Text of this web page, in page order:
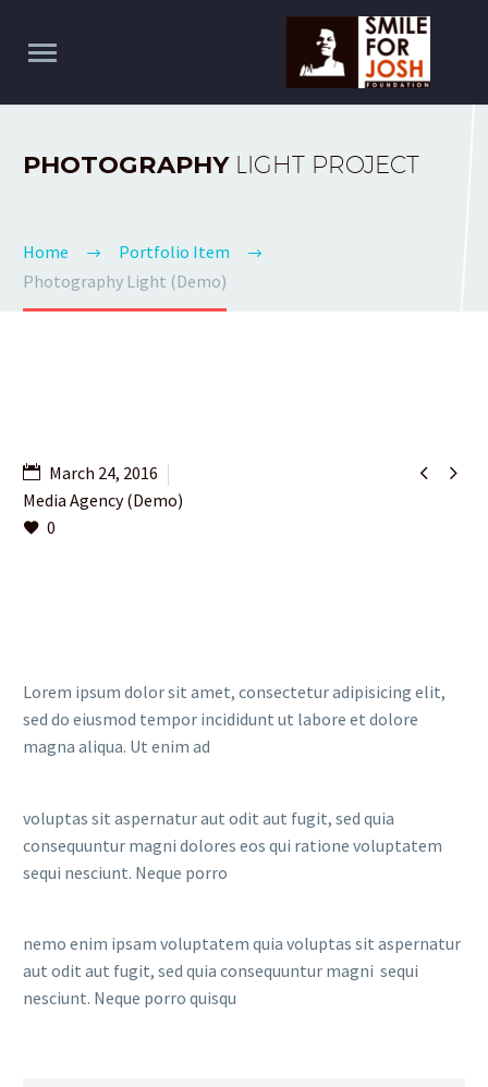
PHOTOGRAPHY LIGHT PROJECT
Home
Portfolio Item
Photography Light (Demo)
 
March 24, 2016
Media Agency (Demo)
0
Lorem ipsum dolor sit amet, consectetur adipisicing elit,
sed do eiusmod tempor incididunt ut labore et dolore
magna aliqua. Ut enim ad
voluptas sit aspernatur aut odit aut fugit, sed quia
consequuntur magni dolores eos qui ratione voluptatem
sequi nesciunt. Neque porro
nemo enim ipsam voluptatem quia voluptas sit aspernatur
aut odit aut fugit, sed quia consequuntur magni sequi
nesciunt. Neque porro quisqu